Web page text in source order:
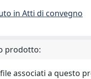
in Atti di convegno
prodotto:
associati a questo